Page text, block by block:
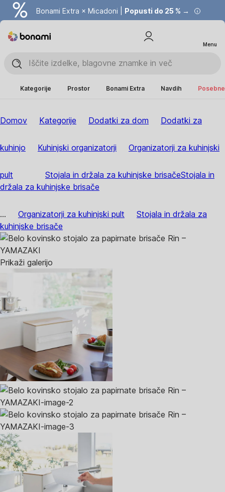
Bonami Extra × Micadoni | Popusti do 25 % →
Menu
Kategorije Prostor Bonami Extra Navdih
Domov Kategorije Dodatki za dom Dodatki za
kuhinjo Kuhinjski organizatorji Organizatorji za kuhinjski
pult Stojala in držala za kuhinjske brisačeStojala in
držala za kuhinjske brisače
... Organizatorji za kuhinjski pult
Stojala in držala za
kuhinjske brisače
Prikaži galerijo